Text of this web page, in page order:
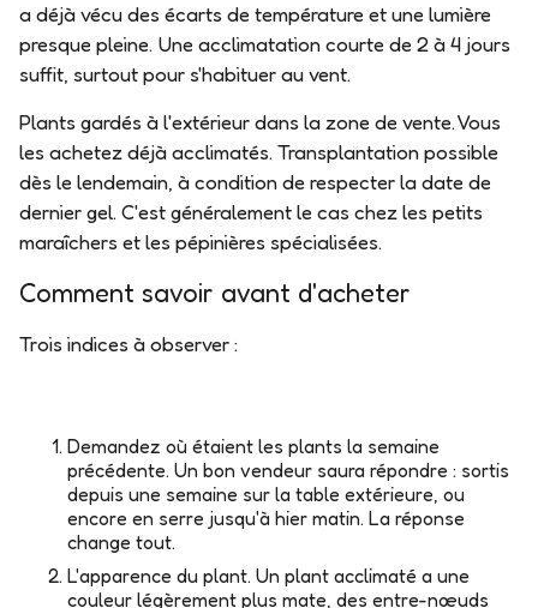
a déjà vécu des écarts de température et une lumière
presque pleine. Une acclimatation courte de 2 à 4 jours
suffit, surtout pour s'habituer au vent.
Plants gardés à l'extérieur dans la zone de vente.Vous
les achetez déjà acclimatés. Transplantation possible
dès le lendemain, à condition de respecter la date de
dernier gel. C'est généralement le cas chez les petits
maraîchers et les pépinières spécialisées.
Comment savoir avant d'acheter
Trois indices à observer :
Demandez où étaient les plants la semaine
précédente. Un bon vendeur saura répondre : sortis
depuis une semaine sur la table extérieure, ou
encore en serre jusqu'à hier matin. La réponse
change tout.
L'apparence du plant. Un plant acclimaté a une
couleur légèrement plus mate, des entre-nœuds